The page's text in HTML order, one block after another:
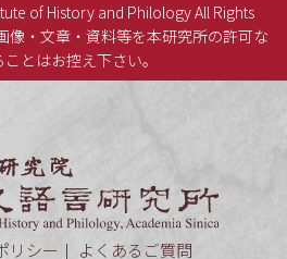
of History and Philology All Rights
像・文章・資料等を本研究所の許可な
とはお控え下さい。
リシー
よくあるご質問